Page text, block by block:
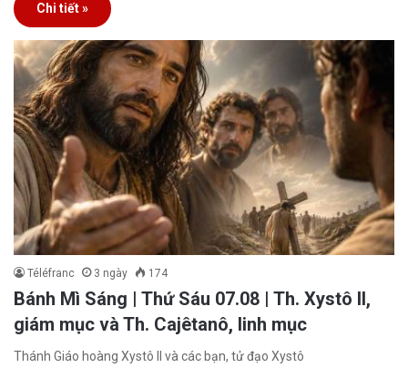
Chi tiết »
Téléfranc 3 ngày 174
Bánh Mì Sáng | Thứ Sáu 07.08 | Th. Xystô II,
giám mục và Th. Cajêtanô, linh mục
Thánh Giáo hoàng Xystô II và các bạn, tử đạo Xystô